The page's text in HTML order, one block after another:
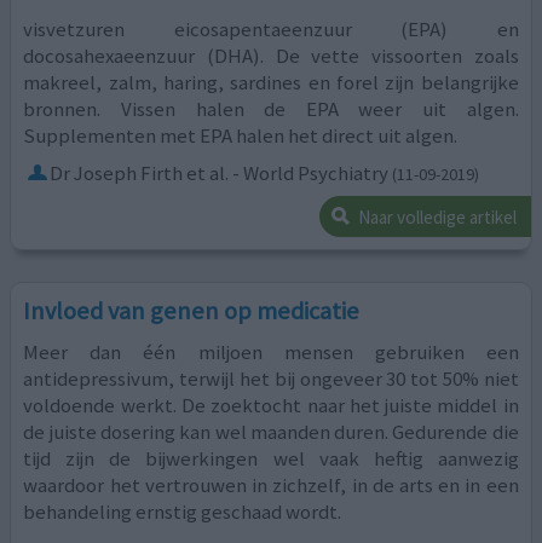
visvetzuren eicosapentaeenzuur (EPA) en
docosahexaeenzuur (DHA). De vette vissoorten zoals
makreel, zalm, haring, sardines en forel zijn belangrijke
bronnen. Vissen halen de EPA weer uit algen.
Supplementen met EPA halen het direct uit algen.
Dr Joseph Firth et al. - World Psychiatry (11-09-2019)
Naar volledige artikel
Invloed van genen op medicatie
Meer dan één miljoen mensen gebruiken een
antidepressivum, terwijl het bij ongeveer 30 tot 50% niet
voldoende werkt. De zoektocht naar het juiste middel in
de juiste dosering kan wel maanden duren. Gedurende die
tijd zijn de bijwerkingen wel vaak heftig aanwezig
waardoor het vertrouwen in zichzelf, in de arts en in een
behandeling ernstig geschaad wordt.